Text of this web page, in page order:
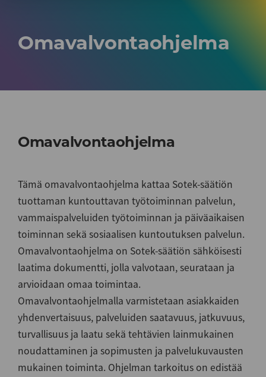
Omavalvontaohjelma
Omavalvontaohjelma
Tämä omavalvontaohjelma kattaa Sotek-säätiön
tuottaman kuntouttavan työtoiminnan palvelun,
vammaispalveluiden työtoiminnan ja päiväaikaisen
toiminnan sekä sosiaalisen kuntoutuksen palvelun.
Omavalvontaohjelma on Sotek-säätiön sähköisesti
laatima dokumentti, jolla valvotaan, seurataan ja
arvioidaan omaa toimintaa.
Omavalvontaohjelmalla varmistetaan asiakkaiden
yhdenvertaisuus, palveluiden saatavuus, jatkuvuus,
turvallisuus ja laatu sekä tehtävien lainmukainen
noudattaminen ja sopimusten ja palvelukuvausten
mukainen toiminta. Ohjelman tarkoitus on edistää